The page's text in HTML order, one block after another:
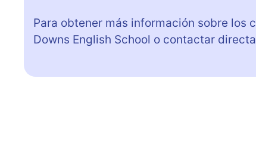
Para obtener más información sobre los
Downs English School o contactar